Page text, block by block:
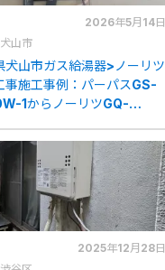
2026年5月14日
山市
犬山市ガス給湯器>ノーリツ
事施工事例：パーパスGS-
1からノーリツGQ-
2025年12月28日